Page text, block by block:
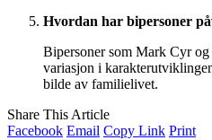
Hvordan har bipersoner
Bipersoner som Mark Cyr
variasjon i
bilde av familielivet.
Share This Article
Facebook Email Copy Link Print